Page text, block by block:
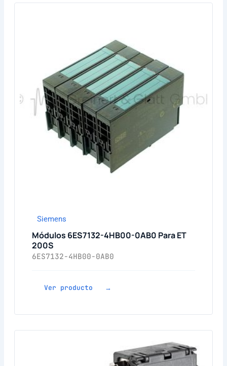
Siemens
Módulos 6ES7132-4HB00-0AB0 Para ET
200S
6ES7132-4HB00-0AB0
Ver producto →